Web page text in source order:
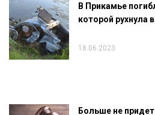
В Прикамье
которой рухнула
18.06.2023
Больше не